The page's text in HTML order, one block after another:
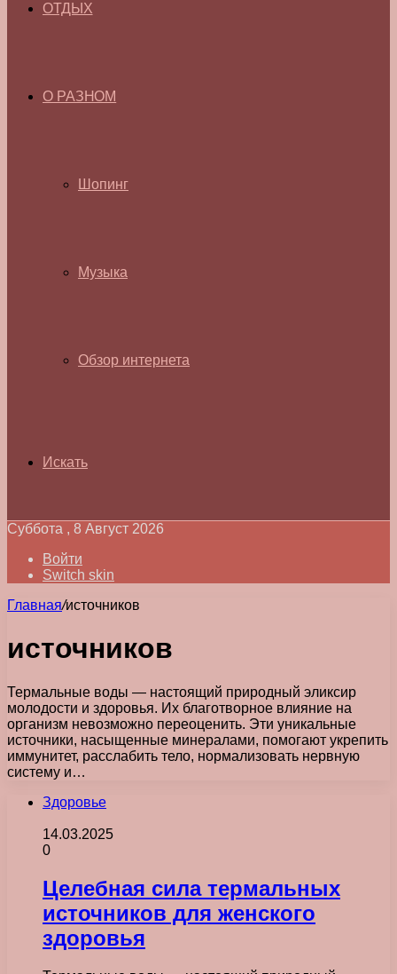
ОТДЫХ
О РАЗНОМ
Шопинг
Музыка
Обзор интернета
Искать
Суббота , 8 Август 2026
Войти
Switch skin
Главная/источников
источников
Термальные воды — настоящий природный эликсир
молодости и здоровья. Их благотворное влияние на
организм невозможно переоценить. Эти уникальные
источники, насыщенные минералами, помогают укрепить
иммунитет, расслабить тело, нормализовать нервную
систему и…
Здоровье
14.03.2025
0
Целебная сила термальных
источников для женского
здоровья